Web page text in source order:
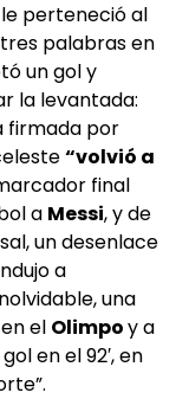
perteneció al
palabras en
un gol y
la levantada:
firmada por
“volvió a
final
a Messi, y de
un desenlace
a
una
el Olimpoy a
en el 92′, en